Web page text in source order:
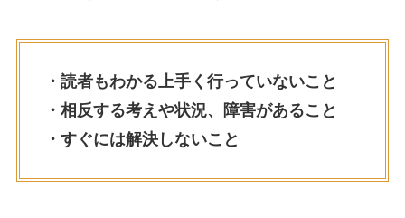
・読者もわかる上手く行っていないこと
・相反する考えや状況、障害があること
・すぐには解決しないこと